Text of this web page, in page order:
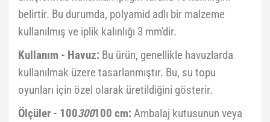
belirtir. Bu durumda, polyamid adlı bir malzeme
kullanılmış ve iplik kalınlığı 3 mm'dir.
Kullanım - Havuz: Bu ürün, genellikle havuzlarda
kullanılmak üzere tasarlanmıştır. Bu, su topu
oyunları için özel olarak üretildiğini gösterir.
Ölçüler - 100300100 cm: Ambalaj kutusunun veya